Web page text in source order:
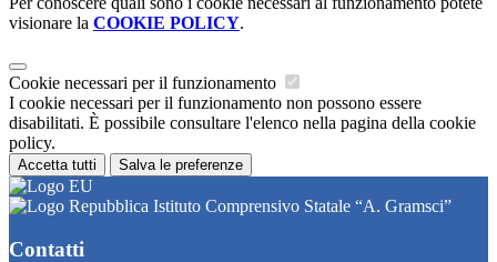
visionare la COOKIE POLICY.
Cookie necessari per il funzionamento
I cookie necessari per il funzionamento non possono essere
disabilitati. È possibile consultare l'elenco nella pagina della cookie
policy.
Accetta tutti Salva le preferenze
Istituto Comprensivo Statale “A. Gramsci”
Contatti